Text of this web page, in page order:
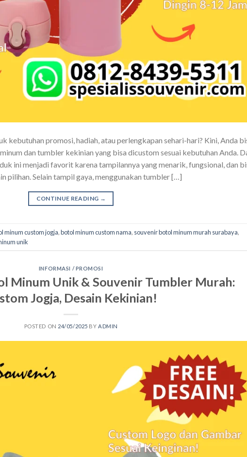
kebutuhan promosi, hadiah, atau perlengkapan sehari-hari? Kini, Anda
dan tumbler kekinian yang bisa dicustom sesuai kebutuhan Anda.
ini menjadi favorit karena tampilannya yang menarik, fungsional, dan
pilihan. Selain tampil gaya, menggunakan tumbler […]
CONTINUE READING →
minum custom jogja,botol minum custom nama, souvenir botol minum murah surabaya,
unik
INFORMASI / PROMOSI
Minum Unik & Souvenir Tumbler Murah:
Jogja, Desain Kekinian!
POSTED ON 24/05/2025 BYADMIN